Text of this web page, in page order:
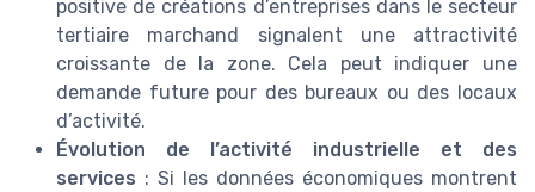
positive de créations d’entreprises dans le secteur
tertiaire marchand signalent une attractivité
croissante de la zone. Cela peut indiquer une
demande future pour des bureaux ou des locaux
d’activité.
Évolution de l’activité industrielle et des
services : Si les données économiques montrent